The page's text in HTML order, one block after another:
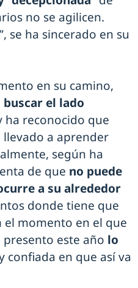
no se agilicen.
”, se ha sincerado en su
en su camino,
buscar el lado
ha reconocido que
a aprender
según ha
de que no puede
a su alrededor
donde tiene que
el momento en el que
presento este año lo
confiada en que así va